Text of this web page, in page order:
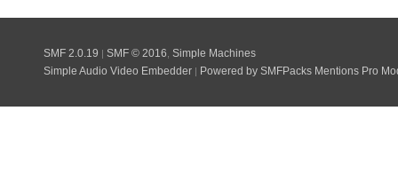
SMF 2.0.19 SMF © 2016, Simple Machines
Simple Audio Video Embedder
Powered by SMFPacks Mentions Pro